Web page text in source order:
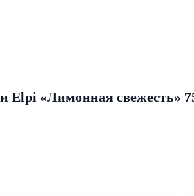
Elpi «Лимонная свежесть»